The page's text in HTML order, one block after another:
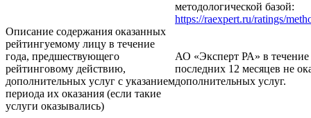
методологической базой:
https://raexpert.ru/ratings/
Описание содержания оказанных
рейтингуемому лицу в течение
года, предшествующего
рейтинговому действию,
дополнительных услуг с указанием
периода их оказания (если такие
услуги оказывались)
АО «Эксперт РА» в течение
последних 12 месяцев не
дополнительных услуг.